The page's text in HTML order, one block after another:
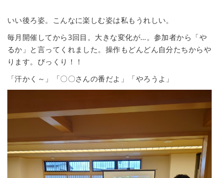
いい後ろ姿。こんなに楽しむ姿は私もうれしい。
毎月開催してから3回目。大きな変化が…。参加者から「や
るか」と言ってくれました。操作もどんどん自分たちからや
ります。びっくり！！
「汗かく～」「〇〇さんの番だよ」「やろうよ」